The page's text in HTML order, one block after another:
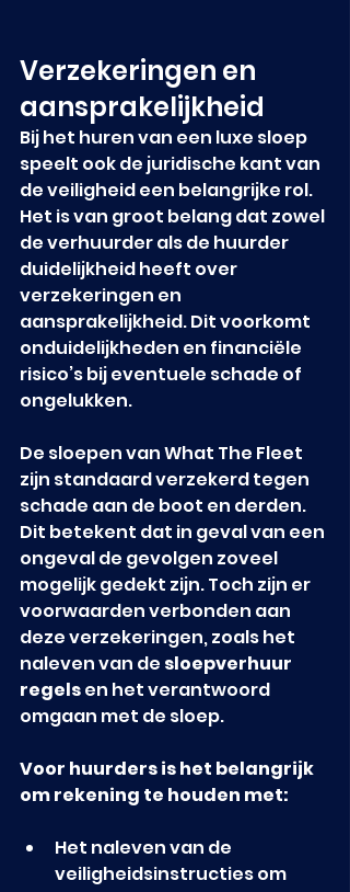
Verzekeringen en
aansprakelijkheid
Bij het huren van een luxe sloep
speelt ook de juridische kant van
de veiligheid een belangrijke rol.
Het is van groot belang dat zowel
de verhuurder als de huurder
duidelijkheid heeft over
verzekeringen en
aansprakelijkheid. Dit voorkomt
onduidelijkheden en financiële
risico’s bij eventuele schade of
ongelukken.
De sloepen van What The Fleet
zijn standaard verzekerd tegen
schade aan de boot en derden.
Dit betekent dat in geval van een
ongeval de gevolgen zoveel
mogelijk gedekt zijn. Toch zijn er
voorwaarden verbonden aan
deze verzekeringen, zoals het
naleven van de sloepverhuur
regels en het verantwoord
omgaan met de sloep.
Voor huurders is het belangrijk
om rekening te houden met:
Het naleven van de
veiligheidsinstructies om